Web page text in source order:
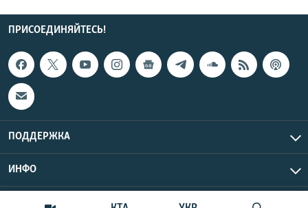
ПРИСОЕДИНЯЙТЕСЬ!
ПОДДЕРЖКА
ИНФО
Copyright Крым.Реалии, 2026 | Все права защищены.
UTC+3